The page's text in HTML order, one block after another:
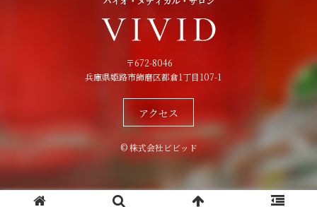
〒672-8046
兵庫県姫路市飾磨区都倉1丁目107-1
アクセス
© 株式会社ビビッド